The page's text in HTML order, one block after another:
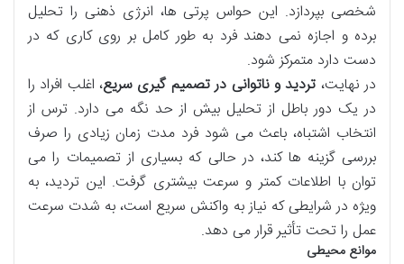
شخصی بپردازد. این حواس پرتی ها، انرژی ذهنی را تحلیل
برده و اجازه نمی دهند فرد به طور کامل بر روی کاری که در
دست دارد متمرکز شود.
در نهایت، تردید و ناتوانی در تصمیم گیری سریع، اغلب افراد را
در یک دور باطل از تحلیل بیش از حد نگه می دارد. ترس از
انتخاب اشتباه، باعث می شود فرد مدت زمان زیادی را صرف
بررسی گزینه ها کند، در حالی که بسیاری از تصمیمات را می
توان با اطلاعات کمتر و سرعت بیشتری گرفت. این تردید، به
ویژه در شرایطی که نیاز به واکنش سریع است، به شدت سرعت
عمل را تحت تأثیر قرار می دهد.
موانع محیطی